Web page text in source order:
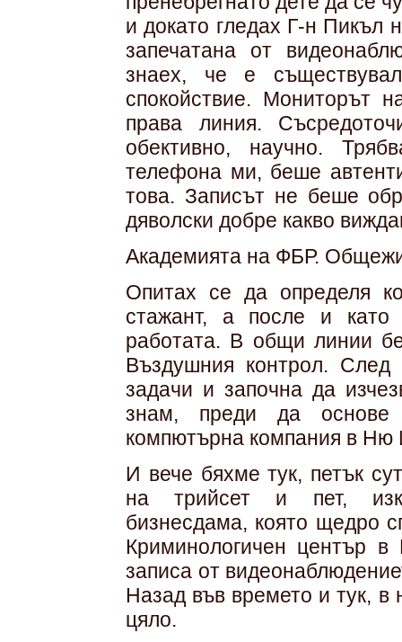
и докато гледах Г-н Пикъл
запечатана от
знаех, че е
спокойствие. Мониторът
права линия.
обективно, научно.
телефона ми, беше
това. Записът не беше
дяволски добре какво
Академията на ФБР.
Опитах се да определя
стажант, а после и
работата. В общи линии
Въздушния контрол. След
задачи и започна да
знам, преди да основе
компютърна компания в Ню
И вече бяхме тук, петък
на трийсет и пет,
бизнесдама, която щедро
Криминологичен център
записа от
Назад във времето и тук, в
цяло.